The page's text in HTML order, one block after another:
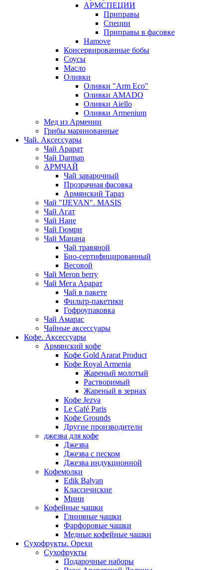
АРМСПЕЦИИ
Приправы
Специи
Приправы в фасовке
Hamove
Консервированные бобы
Соусы
Масло
Оливки
Оливки "Arm Eco"
Оливки AMADO
Оливки Aiello
Оливки Armenium
Мед из Армении
Грибы маринованные
Чай. Аксессуары
Чай Арарат
Чай Darman
АРМЧАЙ
Чай заварочный
Прозрачная фасовка
Армянский Тараз
Чай "IJEVAN". MASIS
Чай Агат
Чай Нане
Чай Гюмри
Чай Манана
Чай травяной
Био-сертифицированный
Весовой
Чай Meron berry
Чай Мега Арарат
Чай в пакете
Фильтр-пакетики
Гофроупаковка
Чай Амарас
Чайные аксессуары
Кофе. Аксессуары
Армянский кофе
Кофе Gold Ararat Product
Кофе Royal Armenia
Жареный молотый
Растворимый
Жареный в зернах
Кофе Jezva
Le Café Paris
Кофе Grounds
Другие производители
джезва для кофе
Джезва
Джезва с песком
Джезва индукционной
Кофемолки
Edik Balyan
Классичиские
Мини
Кофейные чашки
Глиняные чашки
Фарфоровые чашки
Медные кофейные чашки
Сухофрукты. Орехи
Сухофрукты
Подарочные наборы